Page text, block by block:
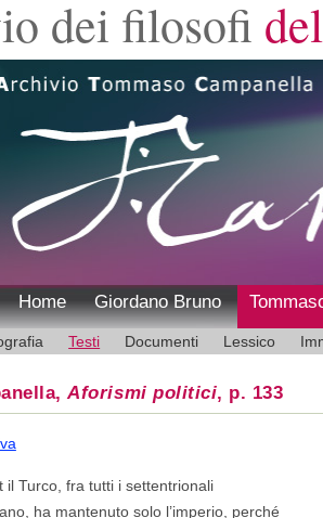
dei filosofi
Home Giordano Bruno
Testi Documenti Lessico
Aforismi politici, p. 133
il Turco, fra tutti i settentrionali
ha mantenuto solo l’imperio, perché